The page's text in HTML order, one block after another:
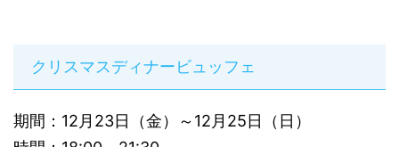
クリスマスディナービュッフェ
期間：12月23日（金）～12月25日（日）